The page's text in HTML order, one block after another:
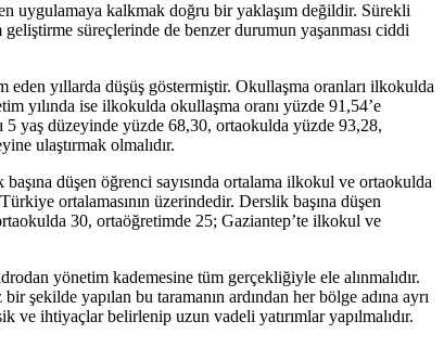
uygulamaya kalkmak doğru bir yaklaşım değildir. Sürekli
süreçlerinde de benzer durumun yaşanması ciddi
yıllarda düşüş göstermiştir. Okullaşma oranları ilkokulda
yılında ise ilkokulda okullaşma oranı yüzde 91,54’e
yaş düzeyinde yüzde 68,30, ortaokulda yüzde 93,28,
ulaştırmak olmalıdır.
düşen öğrenci sayısında ortalama ilkokul ve ortaokulda
ortalamasının üzerindedir. Derslik başına düşen
30, ortaöğretimde 25; Gaziantep’te ilkokul ve
yönetim kademesine tüm gerçekliğiyle ele alınmalıdır.
şekilde yapılan bu taramanın ardından her bölge adına ayrı
ve ihtiyaçlar belirlenip uzun vadeli yatırımlar yapılmalıdır.